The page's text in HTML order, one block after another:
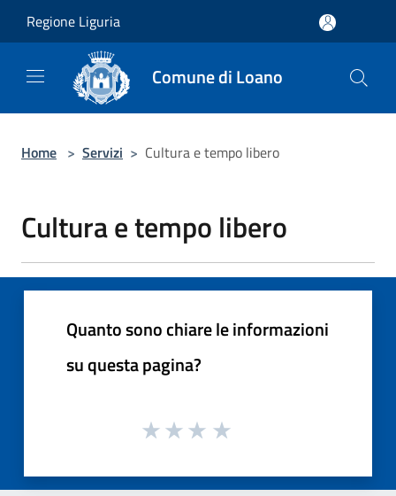
Regione Liguria
Comune di Loano
Home > Servizi > Cultura e tempo libero
Cultura e tempo libero
Quanto sono chiare le informazioni
su questa pagina?